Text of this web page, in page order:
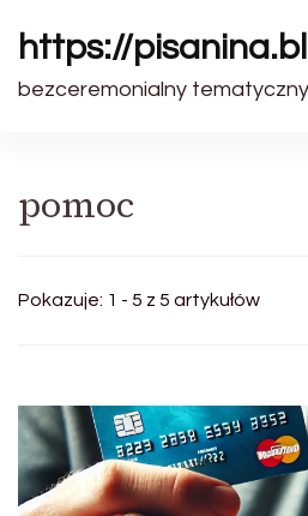
https://
bezceremonialny
pomoc
Pokazuje: 1 - 5 z 5 artykułów